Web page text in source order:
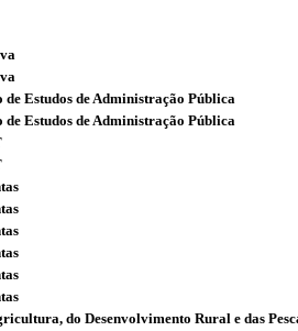
de Estudos de Administração Pública
de Estudos de Administração Pública
do Desenvolvimento Rural e das